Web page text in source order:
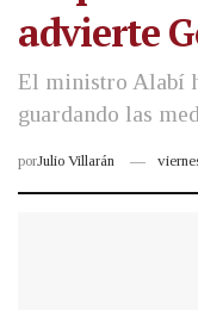
advierte
El ministro Alabí
guardando las
porJulio Villarán